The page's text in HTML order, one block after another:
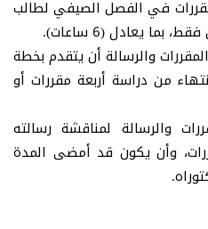
في الفصل الصيفي لطالب
يعادل (6 ساعات).
والرسالة أن يتقدم بخطة
من دراسة أربعة مقررات أو
والرسالة لمناقشة رسالته
من (10) مقررات، وأن يكون قد أمضى المدة